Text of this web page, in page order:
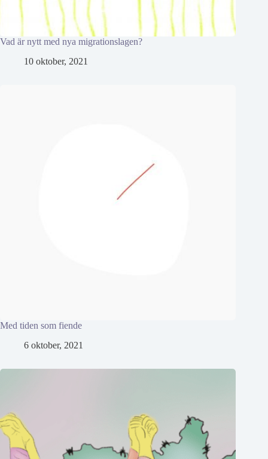
Vad är nytt med nya migrationslagen?
10 oktober, 2021
Med tiden som fiende
6 oktober, 2021